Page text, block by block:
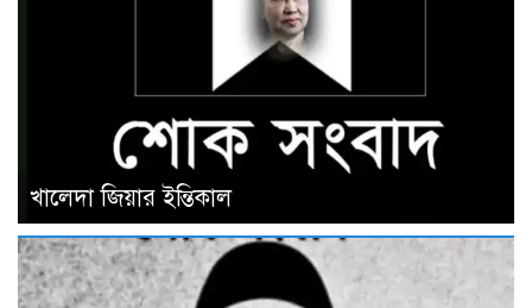
খালেদা জিয়ার ইন্তিকাল